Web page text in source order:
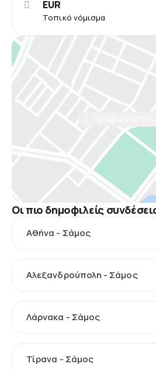
Τοπικό νόμισμα
EUR
Οι πιο δημοφιλείς
Αθήνα - Σάμος
Αλεξανδρούπολη - Σάμος
Λάρνακα - Σάμος
Τίρανα - Σάμος